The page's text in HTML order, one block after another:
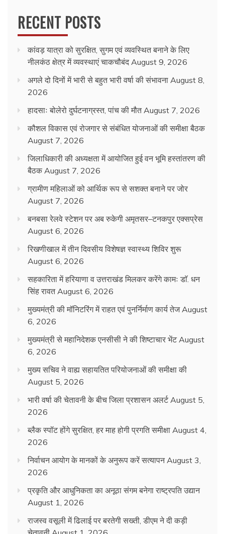
RECENT POSTS
कांवड़ यात्रा को सुरक्षित, सुगम एवं व्यवस्थित बनाने के लिए
नीलकंठ क्षेत्र में व्यवस्थाएं चाकचौबंद August 9, 2026
अगले दो दिनों में भारी से बहुत भारी वर्षा की संभावना August 8,
2026
हादसाः बोलेरो दुर्घटनाग्रस्त, पांच की मौत August 7, 2026
कौशल विकास एवं रोजगार से संबंधित योजनाओं की समीक्षा बैठक
August 7, 2026
जिलाधिकारी की अध्यक्षता में आयोजित हुई वन भूमि हस्तांतरण की
बैठक August 7, 2026
ग्रामीण महिलाओं को आर्थिक रूप से सशक्त बनाने पर जोर
August 7, 2026
बनबसा रेलवे स्टेशन पर अब रुकेगी अमृतसर–टनकपुर एक्सप्रेस
August 6, 2026
रिखणीखाल में तीन दिवसीय विशेषज्ञ स्वास्थ्य शिविर शुरू
August 6, 2026
सहकारिता में हरियाणा व उत्तराखंड मिलकर करेंगे कामः डाॅ. धन
सिंह रावत August 6, 2026
मुख्यमंत्री की मॉनिटरिंग में राहत एवं पुनर्निर्माण कार्य तेज August
6, 2026
मुख्यमंत्री से महानिदेशक एनसीसी ने की शिष्टाचार भेंट August
6, 2026
मुख्य सचिव ने वाह्य सहायतित परियोजनाओं की समीक्षा की
August 5, 2026
भारी वर्षा की चेतावनी के बीच जिला प्रशासन अलर्ट August 5,
2026
ब्लैक स्पॉट होंगे सुरक्षित, हर माह होगी प्रगति समीक्षा August 4,
2026
निर्वाचन आयोग के मानकों के अनुरूप करें सत्यापन August 3,
2026
प्रकृति और आधुनिकता का अनूठा संगम बनेगा राष्ट्रपति उद्यान
August 1, 2026
राजस्व वसूली में ढिलाई पर बरतेगी सख्ती, डीएम ने दी कड़ी